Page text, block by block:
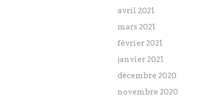
avril 2021
mars 2021
février 2021
janvier 2021
décembre 2020
novembre 2020